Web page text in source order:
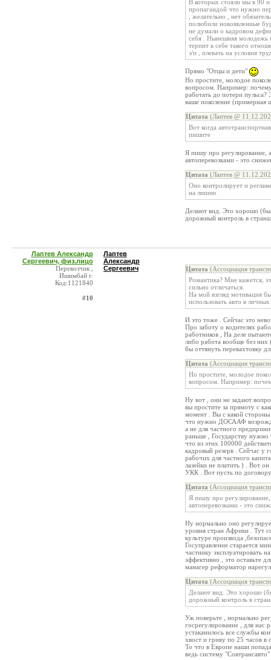
В которых стояли мы в 90 и
пропагандой что нужно
, желательно , нет
полюбили новоявленные
не думали о кадровом
себя . Нынешняя молодежь
терпит к себе такого
з/п , плевать на условия
Прямо "Отцы и дети"
Но простите, молодое
вопросом. Например:
работать до потери
ваше поколение (примерная
Цитата (Лаптев @
Вот когда
пишите
Я пишу про регулирование,
автоперевозками - это
Цитата (Лаптев @
Оно контролирует и
на линию
Делают вид. Это хорошо
дорожный контроль в
Лаптев Александр
Сергеевич, физ.лицо
Перевозчик ,
Ишимбай г.
Код:1121840
#10
Лаптев
Александр
Сергеевич
Цитата (Ассоциация
Романтика? Мне кажется,
сильно отличаться.
На мой взгляд мотивация
использовать авто в
И это тоже . Сейчас это
Про заботу о водителях
работников , На деле
либо работа вообще без них
бы оттянуть перевахтовку
Цитата (Ассоциация
Но простите, молодое
вопросом. Например:
Ну вот , они не задают
вы простите за прямоту с
момент . Вы с какой стороны
что нужно ДОСААФ
а не для частного
раньше , Государству
что из этих 100000
кадровый резерв . Сейчас у
рабочих для частного
лазейки не платить ) . Вот
УКК . Вот пусть по
Цитата (Ассоциация
Я пишу про регулирование,
автоперевозками - это
Ну нормально оно
уровня стран Африки . Тут
культуре производа
Госуправление старается
частнику эксплуатировать
эффективно , это оставьте
манагер реформатор
Цитата (Ассоциация
Делают вид. Это хорошо
дорожный контроль в
Уж поверьте , нормально
госрегулирование , для нас
устаканилось все службы
хвост и гриву по 25 часов в
То что в Европе наши
ведь систему